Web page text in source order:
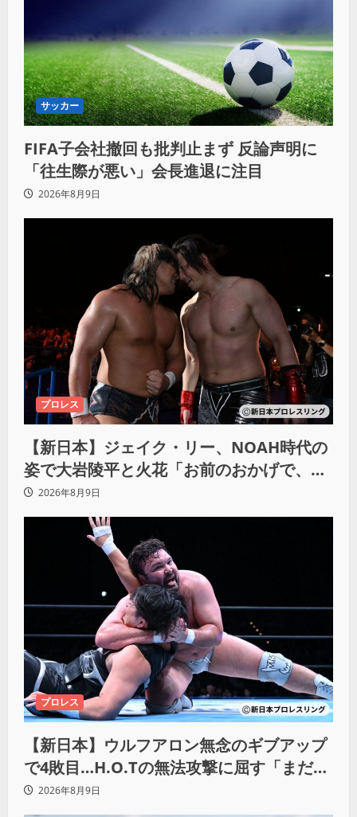
サッカー
FIFA子会社撤回も批判止まず 反論声明に
「往生際が悪い」会長進退に注目
2026年8月9日
プロレス
【新日本】ジェイク・リー、NOAH時代の
姿で大岩陵平と火花「お前のおかげで、忘
れてたもの思い出したわ」
2026年8月9日
プロレス
【新日本】ウルフアロン無念のギブアップ
で4敗目…H.O.Tの無法攻撃に屈す「まだま
だ俺自身の力はこんなもんだなって」
2026年8月9日